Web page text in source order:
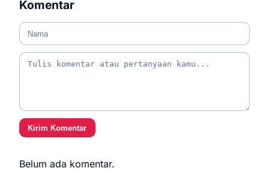
Komentar
Kirim Komentar
Belum ada komentar.